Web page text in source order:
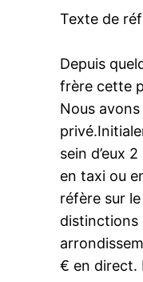
Texte de
Depuis
frère cette
Nous
sein d’eux
en taxi ou
réfère sur
distinctions
€ en direct.